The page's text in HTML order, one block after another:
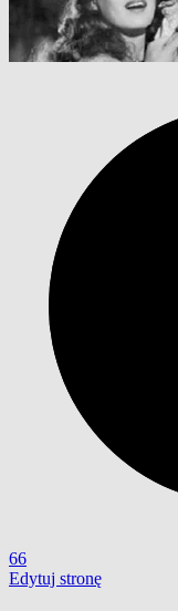
66
Edytuj stronę